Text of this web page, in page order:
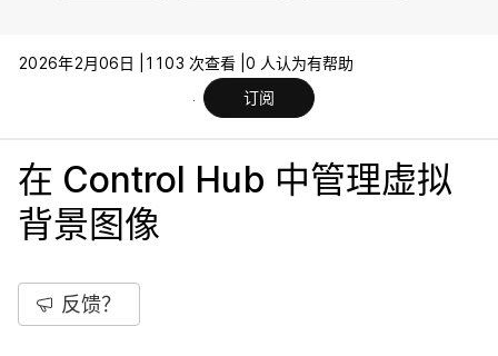
2026年2月06日 | 1103 次查看 | 0 人认为有帮助
订阅
在 Control Hub 中管理虚拟
背景图像
反馈？